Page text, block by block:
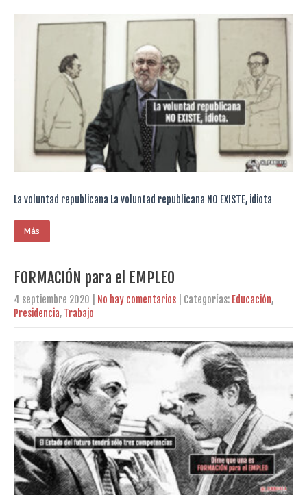
La voluntad republicana La voluntad republicana NO EXISTE, idiota
Más
FORMACIÓN para el EMPLEO
4 septiembre 2020 No hay comentarios | Categorías: Educación,
Presidencia, Trabajo